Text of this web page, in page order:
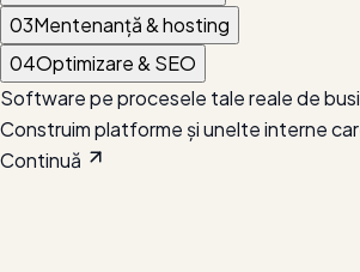
03Mentenanță & hosting
04Optimizare & SEO
Software pe procesele tale reale de
Construim platforme și unelte interne
Continuă